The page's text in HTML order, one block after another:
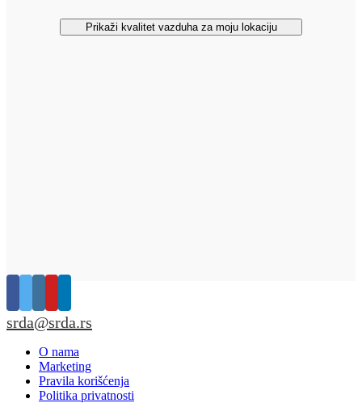
Prikaži kvalitet vazduha za moju lokaciju
srda@srda.rs
O nama
Marketing
Pravila korišćenja
Politika privatnosti